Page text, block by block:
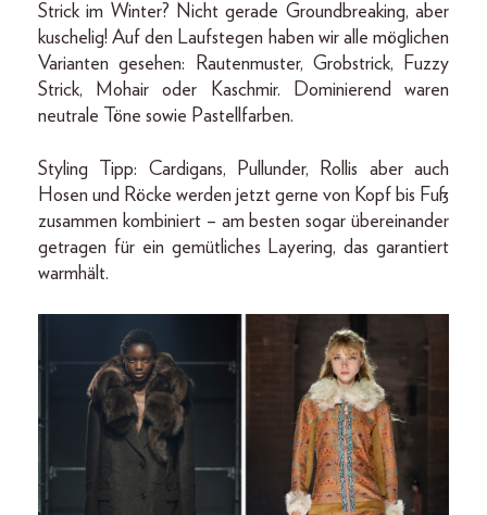
Strick im Winter? Nicht gerade Groundbreaking, aber
kuschelig! Auf den Laufstegen haben wir alle möglichen
Varianten gesehen: Rautenmuster, Grobstrick, Fuzzy
Strick, Mohair oder Kaschmir. Dominierend waren
neutrale Töne sowie Pastellfarben.
Styling Tipp: Cardigans, Pullunder, Rollis aber auch
Hosen und Röcke werden jetzt gerne von Kopf bis Fuß
zusammen kombiniert – am besten sogar übereinander
getragen für ein gemütliches Layering, das garantiert
warmhält.